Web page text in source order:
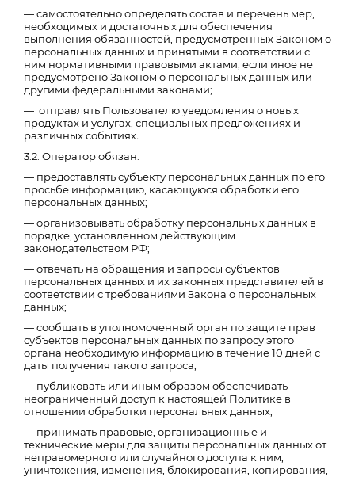
— самостоятельно определять состав и перечень мер,
необходимых и достаточных для обеспечения
выполнения обязанностей, предусмотренных Законом о
персональных данных и принятыми в соответствии с
ним нормативными правовыми актами, если иное не
предусмотрено Законом о персональных данных или
другими федеральными законами;
— отправлять Пользователю уведомления о новых
продуктах и услугах, специальных предложениях и
различных событиях.
3.2. Оператор обязан:
— предоставлять субъекту персональных данных по его
просьбе информацию, касающуюся обработки его
персональных данных;
— организовывать обработку персональных данных в
порядке, установленном действующим
законодательством РФ;
— отвечать на обращения и запросы субъектов
персональных данных и их законных представителей в
соответствии с требованиями Закона о персональных
данных;
— сообщать в уполномоченный орган по защите прав
субъектов персональных данных по запросу этого
органа необходимую информацию в течение 10 дней с
даты получения такого запроса;
— публиковать или иным образом обеспечивать
неограниченный доступ к настоящей Политике в
отношении обработки персональных данных;
— принимать правовые, организационные и
технические меры для защиты персональных данных от
неправомерного или случайного доступа к ним,
уничтожения, изменения, блокирования, копирования,